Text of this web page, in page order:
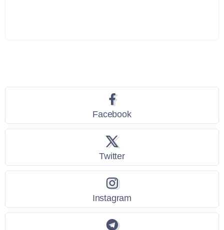
Facebook
Twitter
Instagram